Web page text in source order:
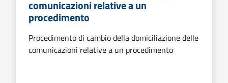
comunicazioni relative a un
procedimento
Procedimento di cambio della domiciliazione delle
comunicazioni relative a un procedimento